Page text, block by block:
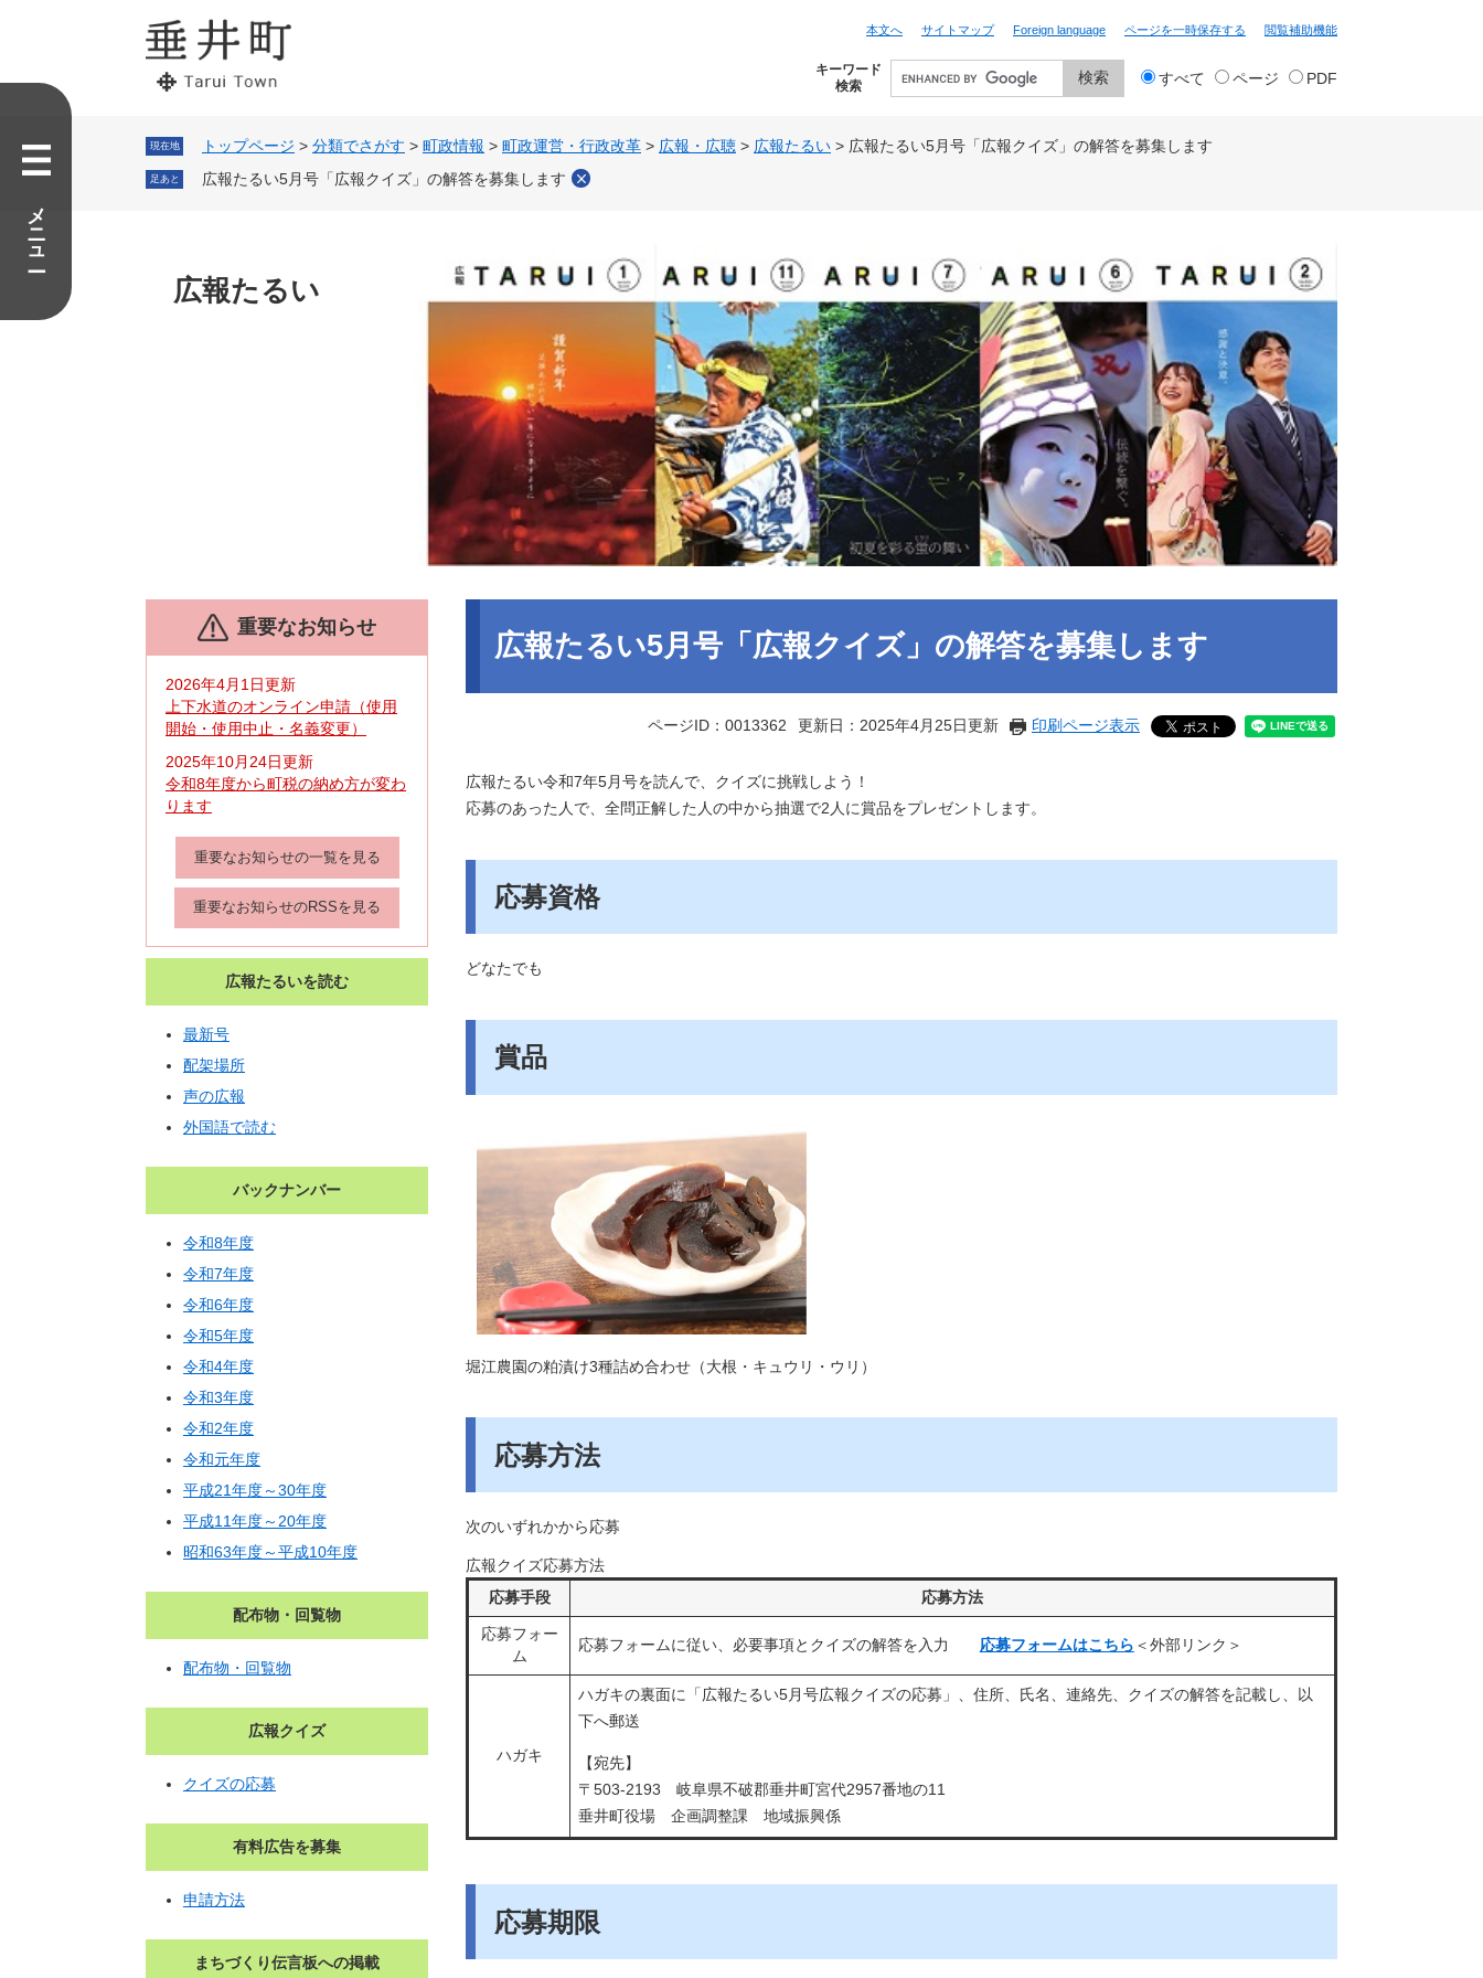
す。
本文へ サイトマップ Foreign language ページを一時保存する 閲覧補助機能
メニュー
キーワード
検索
検
象
すべて ページ PDF
現在地 トップページ > 分類でさがす > 町政情報 > 町政運営・行政改革 > 広報・広聴 > 広報たるい > 広報たるい5月号「広報クイズ」の解答を募集します
足あと 広報たるい5月号「広報クイズ」の解答を募集します
広報たるい
広報たるい5月号「広報クイズ」の解答を募集します
ページID：0013362 更新日：2025年4月25日更新 印刷ページ表示
広報たるい令和7年5月号を読んで、クイズに挑戦しよう！
応募のあった人で、全問正解した人の中から抽選で2人に賞品をプレゼントします。
応募資格
どなたでも
賞品
​堀江農園の粕漬け3種詰め合わせ（大根・キュウリ・ウリ）
応募方法
次のいずれかから応募
広報クイズ応募方法
応募手段
応募方法
応募フォー
ム
応募フォームに従い、必要事項とクイズの解答を入力 応募フォームはこちら ＜外部リンク＞
ハガキ
ハガキの裏面に「広報たるい5月号広報クイズの応募」、住所、氏名、連絡先、クイズの解答を記載し、以
下へ郵送
【宛先】
〒503-2193 岐阜県不破郡垂井町宮代2957番地の11
垂井町役場 企画調整課 地域振興係
応募期限
重要なお知らせ
2026年4月1日更新
上下水道のオンライン申請（使用
開始・使用中止・名義変更）
2025年10月24日更新
令和8年度から町税の納め方が変わ
ります
重要なお知らせの一覧を見る
重要なお知らせのRSSを見る
広報たるいを読む
最新号
配架場所
声の広報
外国語で読む
バックナンバー
令和8年度
令和7年度
令和6年度
令和5年度
令和4年度
令和3年度
令和2年度
令和元年度
平成21年度～30年度
平成11年度～20年度
昭和63年度～平成10年度
配布物・回覧物
配布物・回覧物
広報クイズ
クイズの応募
有料広告を募集
申請方法
まちづくり伝言板への掲載